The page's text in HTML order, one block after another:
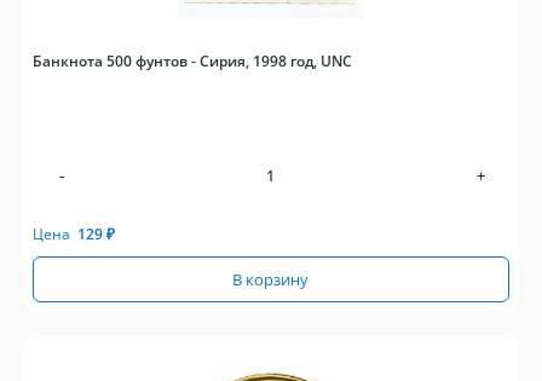
Банкнота 500 фунтов - Сирия, 1998 год, UNC
- +
Цена 129₽
В корзину